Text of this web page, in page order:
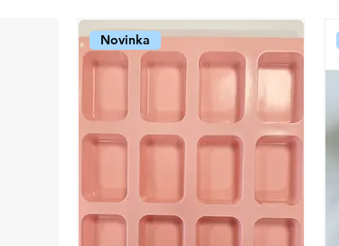
Novinka